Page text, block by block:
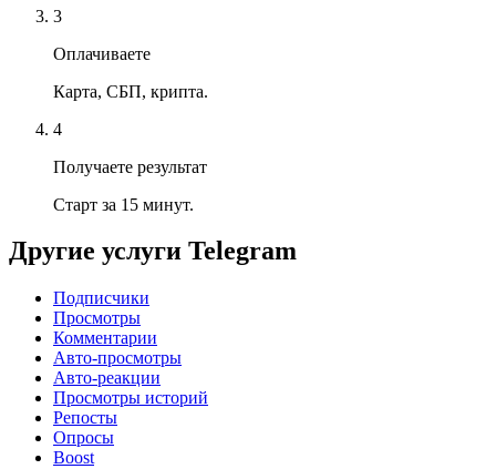
3
Оплачиваете
Карта, СБП, крипта.
4
Получаете результат
Старт за 15 минут.
Другие услуги Telegram
Подписчики
Просмотры
Комментарии
Авто-просмотры
Авто-реакции
Просмотры историй
Репосты
Опросы
Boost